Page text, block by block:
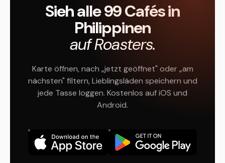
Sieh alle 99 Cafés in
Philippinen
auf Roasters.
Karte öffnen, nach „jetzt geöffnet" oder „am
nächsten" filtern, Lieblingsläden speichern und
jede Tasse loggen. Kostenlos auf iOS und
Android.